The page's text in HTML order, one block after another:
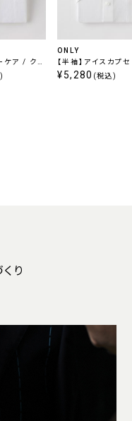
ケア / クー
ダウン
ONLY
【半袖】アイスカプセル
アイロン カッタウェ
¥5,280 (税込)
り